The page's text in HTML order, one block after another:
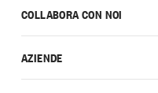
COLLABORA CON NOI
AZIENDE